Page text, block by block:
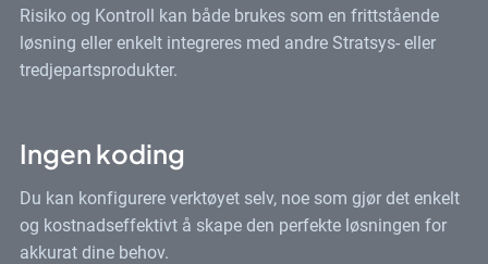
Risiko og Kontroll kan både brukes som en frittstående
løsning eller enkelt integreres med andre Stratsys- eller
tredjepartsprodukter.
Ingen koding
Du kan konfigurere verktøyet selv, noe som gjør det enkelt
og kostnadseffektivt å skape den perfekte løsningen for
akkurat dine behov.